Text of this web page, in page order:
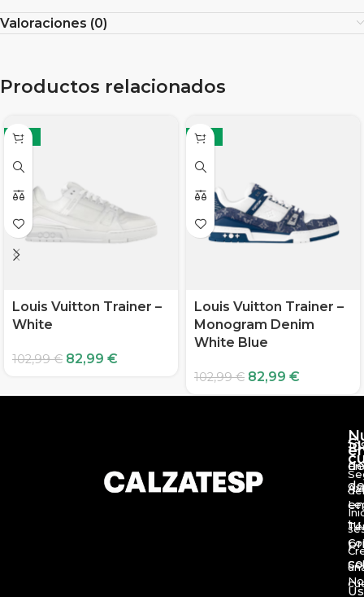
Valoraciones (0)
Productos relacionados
-19%
Louis Vuitton Trainer –
White
102,99€ 82,99 €
-19%
Louis Vuitton Trainer –
Monogram Denim
White Blue
102,99€ 82,99 €
de
en
tu